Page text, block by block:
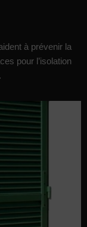
à prévenir la
pour l’isolation